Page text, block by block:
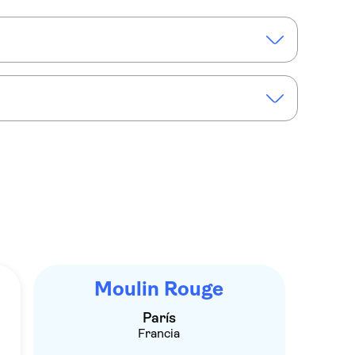
Moulin Rouge
París
Francia